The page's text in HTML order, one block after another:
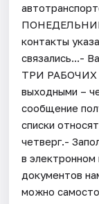
контакты
связались...-
ТРИ РАБОЧИХ
выходными –
сообщение
списки
четверг.-
в
документов
можно